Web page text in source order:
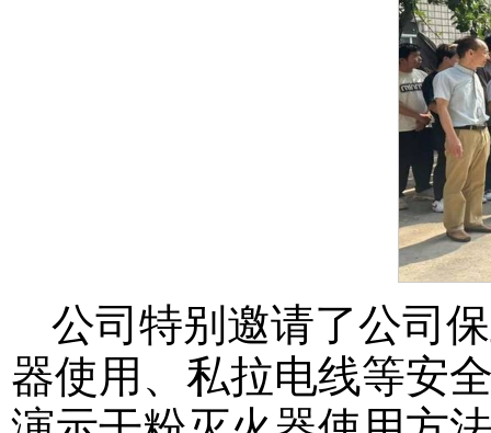
公司特别邀请了公司
器使用、私拉电线等安